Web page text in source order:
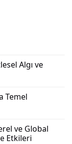
Algı ve
Temel
ve Global
Etkileri